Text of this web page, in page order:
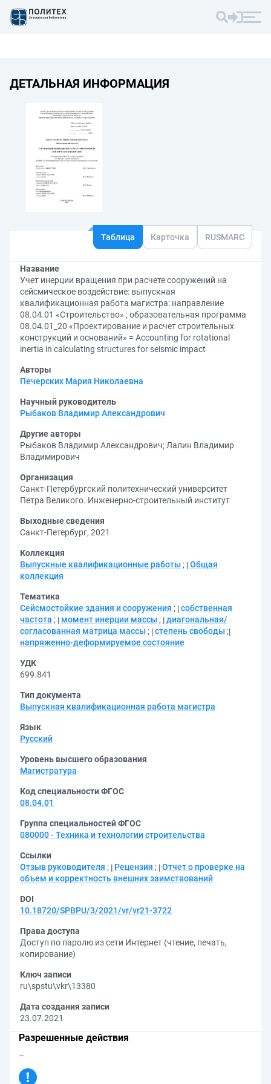
ДЕТАЛЬНАЯ ИНФОРМАЦИЯ
Таблица Карточка RUSMARC
Название
Учет инерции вращения при расчете сооружений на
сейсмическое воздействие: выпускная
квалификационная работа магистра: направление
08.04.01 «Строительство» ; образовательная программа
08.04.01_20 «Проектирование и расчет строительных
конструкций и оснований» = Accounting for rotational
inertia in calculating structures for seismic impact
Авторы
Печерских Мария Николаевна
Научный руководитель
Рыбаков Владимир Александрович
Другие авторы
Рыбаков Владимир Александрович; Лалин Владимир
Владимирович
Организация
Санкт-Петербургский политехнический университет
Петра Великого. Инженерно-строительный институт
Выходные сведения
Санкт-Петербург, 2021
Коллекция
Выпускные квалификационные работы ; Общая
коллекция
Тематика
Сейсмостойкие здания и сооружения ; собственная
частота ; момент инерции массы ; диагональная/
согласованная матрица массы ; степень свободы ;
напряженно-деформируемое состояние
УДК
699.841
Тип документа
Выпускная квалификационная работа магистра
Язык
Русский
Уровень высшего образования
Магистратура
Код специальности ФГОС
08.04.01
Группа специальностей ФГОС
080000 - Техника и технологии строительства
Ссылки
Отзыв руководителя ; Рецензия ; Отчет о проверке на
объем и корректность внешних заимствований
DOI
10.18720/SPBPU/3/2021/vr/vr21-3722
Права доступа
Доступ по паролю из сети Интернет (чтение, печать,
копирование)
Ключ записи
ru\spstu\vkr\13380
Дата создания записи
23.07.2021
Разрешенные действия
–